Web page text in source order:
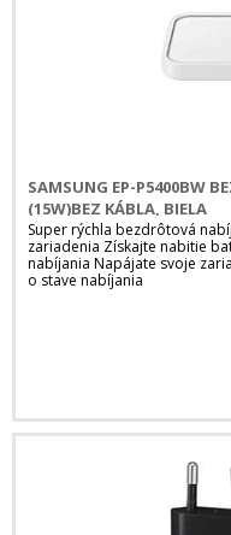
SAMSUNG EP-P5400BW
(15W)BEZ KÁBLA, BIELA
Super rýchla bezdrôtová
zariadenia Získajte nabitie
nabíjania Napájate svoje
o stave nabíjania